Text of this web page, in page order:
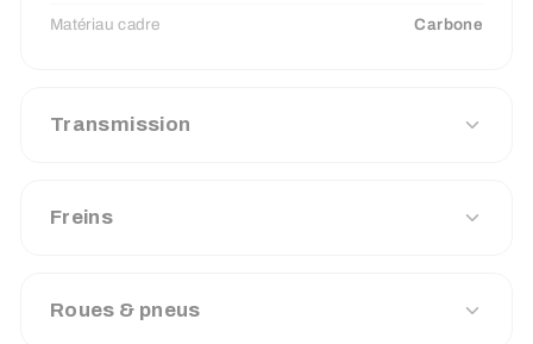
Matériau cadre Carbone
Transmission
Freins
Roues & pneus